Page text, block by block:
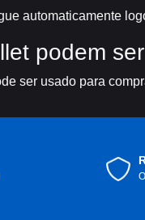
automaticamente
podem
ser usado para